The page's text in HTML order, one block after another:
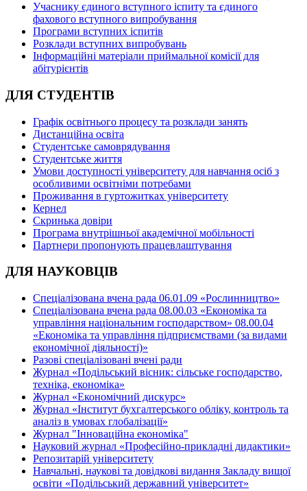
Учаснику єдиного вступного іспиту та єдиного
фахового вступного випробування
Програми вступних іспитів
Розклади вступних випробувань
Інформаційні матеріали приймальної комісії для
абітурієнтів
ДЛЯ СТУДЕНТІВ
Графік освітнього процесу та розклади занять
Дистанційна освіта
Студентське самоврядування
Студентське життя
Умови доступності університету для навчання осіб з
особливими освітніми потребами
Проживання в гуртожитках університету
Кернел
Скринька довіри
Програма внутрішньої академічної мобільності
Партнери пропонують працевлаштування
ДЛЯ НАУКОВЦІВ
Спеціалізована вчена рада 06.01.09 «Рослинництво»
Спеціалізована вчена рада 08.00.03 «Економіка та
управління національним господарством» 08.00.04
«Економіка та управління підприємствами (за видами
економічної діяльності)»
Разові спеціалізовані вчені ради
Журнал «Подільський вісник: сільське господарство,
техніка, економіка»
Журнал «Економічний дискурс»
Журнал «Інститут бухгалтерського обліку, контроль та
аналіз в умовах глобалізації»
Журнал "Інноваційна економіка"
Науковий журнал «Професійно-прикладні дидактики»
Репозитарій університету
Навчальні, наукові та довідкові видання Закладу вищої
освіти «Подільський державний університет»